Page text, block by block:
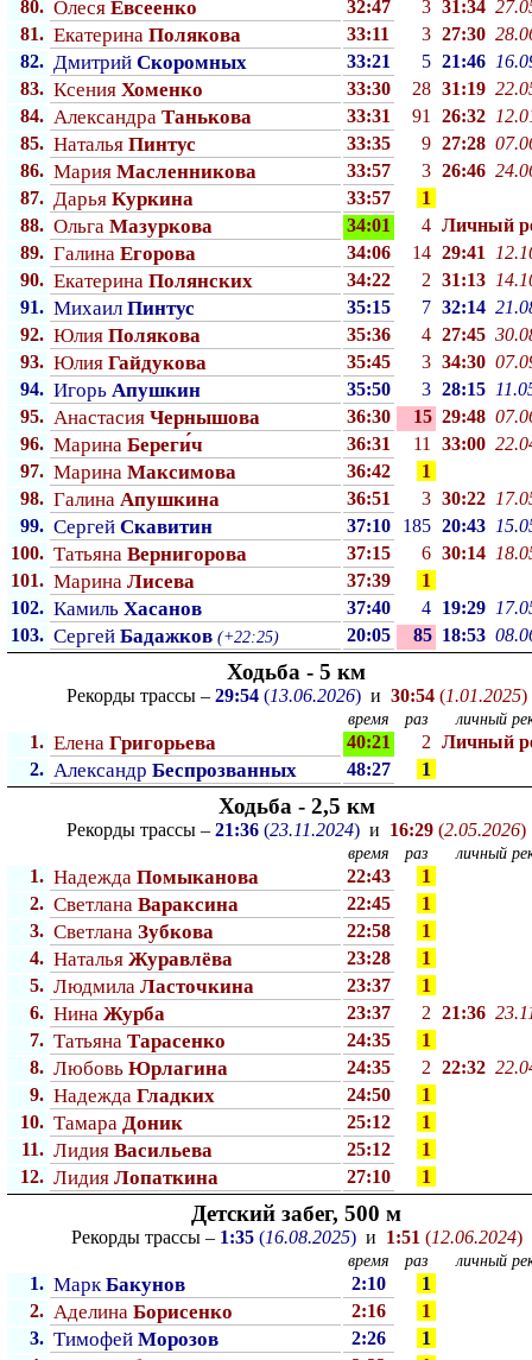
80. Олеся Евсеенко 32:47 3 31:34
81. Екатерина Полякова 33:11 3 27:30
82. Дмитрий Скоромных 33:21 5 21:46
83. Ксения Хоменко 33:30 28 31:19
84. Александра Танькова 33:31 91 26:32
85. Наталья Пинтус 33:35 9 27:28
86. Мария Масленникова 33:57 3 26:46
87. Дарья Куркина 33:57
1
88. Ольга Мазуркова 34:01 4 Личный
89. Галина Егорова 34:06 14 29:41
90. Екатерина Полянских 34:22 2 31:13
91. Михаил Пинтус 35:15 7 32:14
92. Юлия Полякова 35:36 4 27:45
93. Юлия Гайдукова 35:45 3 34:30
94. Игорь Апушкин 35:50 3 28:15
95. Анастасия Чернышова 36:30 15 29:48
96. Марина Береги́ч 36:31 11 33:00
97. Марина Максимова 36:42
1
98. Галина Апушкина 36:51 3 30:22
99. Сергей Скавитин 37:10 185 20:43
100. Татьяна Вернигорова 37:15 6 30:14
101. Марина Лисева 37:39
1
102. Камиль Хасанов 37:40 4 19:29
103. Сергей Бадажков (+22:25) 20:05 85 18:53
Ходьба - 5 км
Рекорды трассы – 29:54(13.06.2026)и 30:54(1.01.2025)
время раз личный
1. Елена Григорьева 40:21 2 Личный
2. Александр Беспрозванных 48:27 1
Ходьба - 2,5 км
Рекорды трассы –21:36 (23.11.2024) и 16:29 (2.05.2026)
время раз личный
1. Надежда Помыканова 22:43
1
2. Светлана Вараксина 22:45
1
3. Светлана Зубкова 22:58
1
4. Наталья Журавлёва 23:28
1
5. Людмила Ласточкина 23:37
1
6. Нина Журба 23:37 2 21:36
7. Татьяна Тарасенко 24:35
1
8. Любовь Юрлагина 24:35 2 22:32
9. Надежда Гладких 24:50
1
10. Тамара Доник 25:12
1
11. Лидия Васильева 25:12
1
12. Лидия Лопаткина 27:10 1
Детский забег, 500 м
Рекорды трассы – 1:35(16.08.2025)и 1:51 (12.06.2024)
время раз личный
1. МаркБакунов 2:10
1
2. Аделина Борисенко 2:16
1
3. Тимофей Морозов 2:26
1